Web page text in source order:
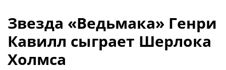
Звезда «Ведьмака» Генри
Кавилл сыграет Шерлока
Холмса